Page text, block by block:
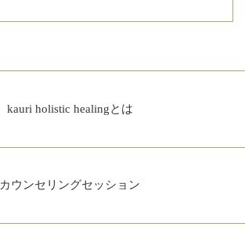
kauri holistic healingとは
カウンセリングセッション